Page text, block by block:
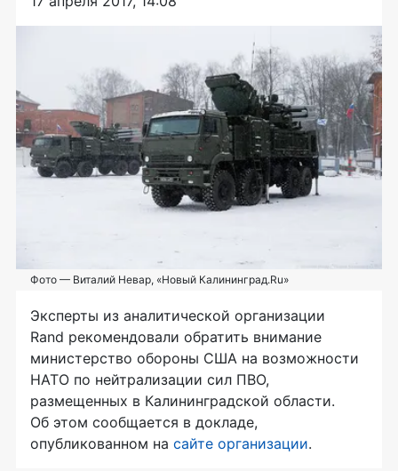
Фото — Виталий Невар, «Новый Калининград.Ru»
Эксперты из аналитической организации
Rand рекомендовали обратить внимание
министерство обороны США на возможности
НАТО по нейтрализации сил ПВО,
размещенных в Калининградской области.
Об этом сообщается в докладе,
опубликованном на сайте организации.